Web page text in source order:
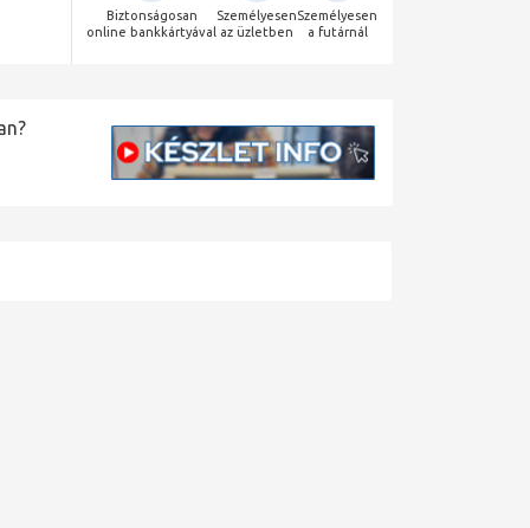
Biztonságosan
online bankkártyával
Személyesen
az üzletben
Személyesen
a futárnál